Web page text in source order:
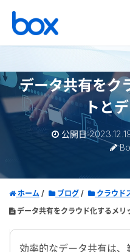
データ共有をク
トと
公開日
ホーム ブログ
クラウド
データ共有をクラウド化するメリ
効率的なデータ共有は